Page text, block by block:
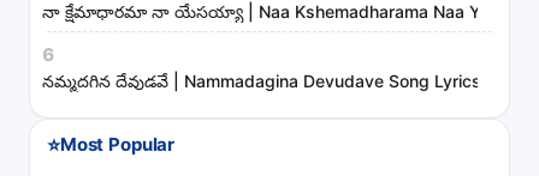
t
s
d
నా క్షేమాధారమా నా యేసయ్యా | Naa Kshemadharama Naa Yesayya
6
నమ్మదగిన దేవుడవే | Nammadagina Devudave Song Lyrics
⭐Most Popular